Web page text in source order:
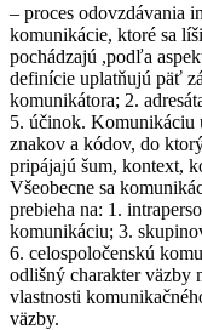
– proces odovzdávania
komunikácie, ktoré sa
pochádzajú ,podľa
definície uplatňujú päť
komunikátora; 2.
5. účinok. Komunikáciu
znakov a kódov, do
pripájajú šum, kontext,
Všeobecne sa
prebieha na: 1.
komunikáciu; 3.
6. celospoločenskú
odlišný charakter väzby
vlastnosti
väzby.